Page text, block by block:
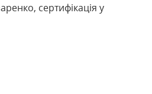
сертифікація у